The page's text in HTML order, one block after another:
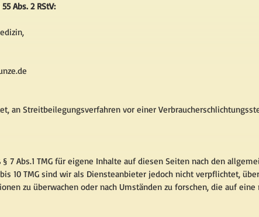
Abs. 2 RStV:
an Streitbeilegungsverfahren vor einer
7 Abs.1 TMG für eigene Inhalte auf diesen Seiten nach den
10 TMG sind wir als Diensteanbieter jedoch nicht verpflichtet,
zu überwachen oder nach Umständen zu forschen, die auf